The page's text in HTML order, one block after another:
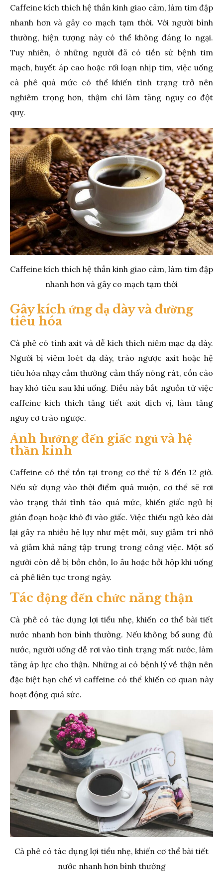
Caffeine kích thích hệ thần kinh giao cảm, làm tim đập
nhanh hơn và gây co mạch tạm thời. Với người bình
thường, hiện tượng này có thể không đáng lo ngại.
Tuy nhiên, ở những người đã có tiền sử bệnh tim
mạch, huyết áp cao hoặc rối loạn nhịp tim, việc uống
cà phê quá mức có thể khiến tình trạng trở nên
nghiêm trọng hơn, thậm chí làm tăng nguy cơ đột
quỵ.
Caffeine kích thích hệ thần kinh giao cảm, làm tim đập
nhanh hơn và gây co mạch tạm thời
Gây kích ứng dạ dày và đường
tiêu hóa
Cà phê có tính axit và dễ kích thích niêm mạc dạ dày.
Người bị viêm loét dạ dày, trào ngược axit hoặc hệ
tiêu hóa nhạy cảm thường cảm thấy nóng rát, cồn cào
hay khó tiêu sau khi uống. Điều này bắt nguồn từ việc
caffeine kích thích tăng tiết axit dịch vị, làm tăng
nguy cơ trào ngược.
Ảnh hưởng đến giấc ngủ và hệ
thần kinh
Caffeine có thể tồn tại trong cơ thể từ 8 đến 12 giờ.
Nếu sử dụng vào thời điểm quá muộn, cơ thể sẽ rơi
vào trạng thái tỉnh táo quá mức, khiến giấc ngủ bị
gián đoạn hoặc khó đi vào giấc. Việc thiếu ngủ kéo dài
lại gây ra nhiều hệ lụy như mệt mỏi, suy giảm trí nhớ
và giảm khả năng tập trung trong công việc. Một số
người còn dễ bị bồn chồn, lo âu hoặc hồi hộp khi uống
cà phê liên tục trong ngày.
Tác động đến chức năng thận
Cà phê có tác dụng lợi tiểu nhẹ, khiến cơ thể bài tiết
nước nhanh hơn bình thường. Nếu không bổ sung đủ
nước, người uống dễ rơi vào tình trạng mất nước, làm
tăng áp lực cho thận. Những ai có bệnh lý về thận nên
đặc biệt hạn chế vì caffeine có thể khiến cơ quan này
hoạt động quá sức.
Cà phê có tác dụng lợi tiểu nhẹ, khiến cơ thể bài tiết
nước nhanh hơn bình thường